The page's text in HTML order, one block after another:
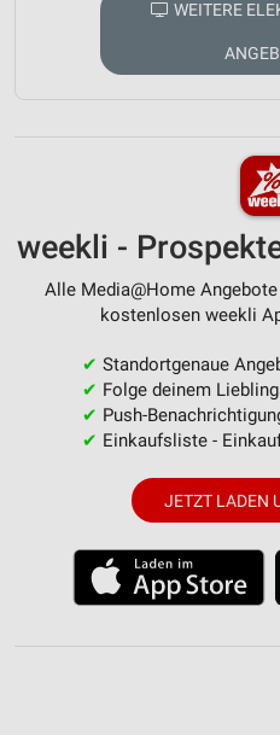
WEITERE
weekli -
Alle Media@Home
kostenlosen weekli
✔ Standortgenaue
✔ Folge deinem
✔ Push-
✔ Einkaufsliste -
JETZT LADEN